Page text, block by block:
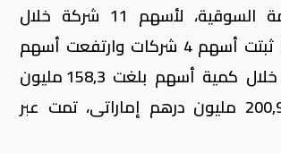
وارتقعت القيمة السوقية، لأسهم 11 شركة خلال
التداولات، فيما ثبتت أسهم 4 شركات وارتفعت أسهم
16شركة، من خلال كمية أسهم بلغت 158,3 مليون
سهم، بقيمة 200,9 مليون درهم إماراتى، تمت عبر